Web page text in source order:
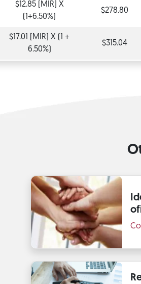
$12.85 [MIR] X
(1+6.50%)
$278.80
$17.01 [MIR] X (1 +
6.50%)
$315.04